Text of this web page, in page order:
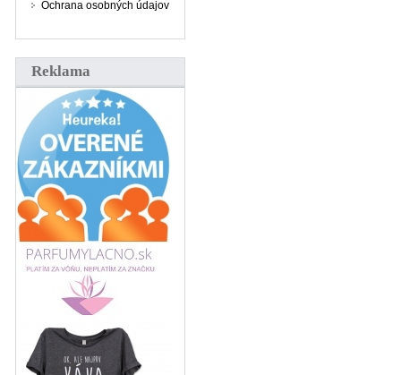
Ochrana osobných údajov
Reklama